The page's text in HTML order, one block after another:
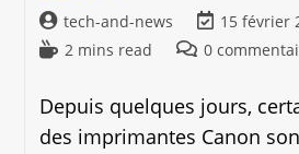
Auteur/autrice
de
la
tech-and-news
Dernière
modification
publication :
15 février
Temps
lecture :
2 mins read
Commentaires
publication :
0
Depuis quelques jours,
des imprimantes Canon